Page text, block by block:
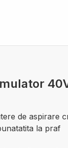
de aspirare
la praf